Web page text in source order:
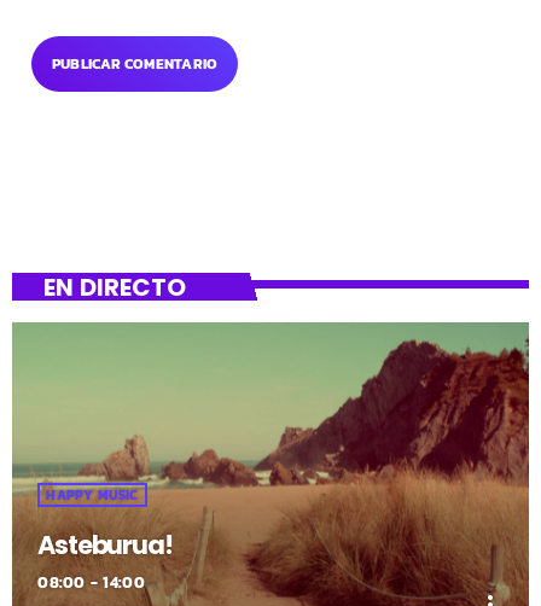
EN DIRECTO
HAPPY MUSIC
Asteburua!
08:00 - 14:00